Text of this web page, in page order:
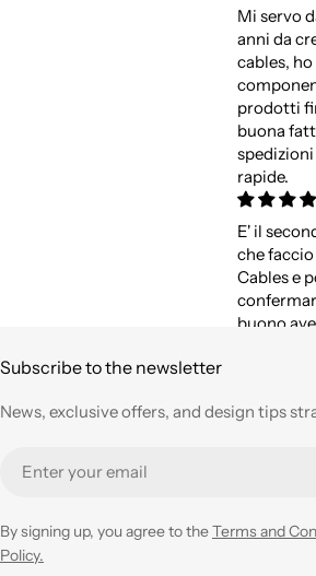
Mi servo
anni da
cables,
prodotti
buona
rapide.
E' il
che
Cables e
buono
velocità
prezzo
Tornerò
ne avrò
Subscribe to the newsletter
News, exclusive offers, and design tips
By signing up, you agree to theTerms and
Policy.